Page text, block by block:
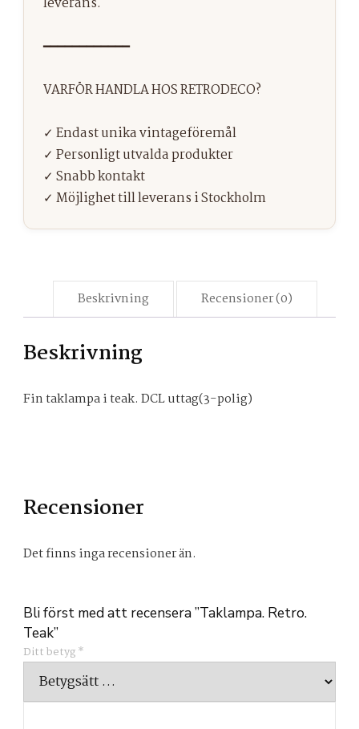
Beskrivning Recensioner (0)
Beskrivning
Fin taklampa i teak. DCL uttag(3-polig)
Recensioner
Det finns inga recensioner än.
Bli först med att recensera ”Taklampa. Retro.
Teak”
Ditt betyg*